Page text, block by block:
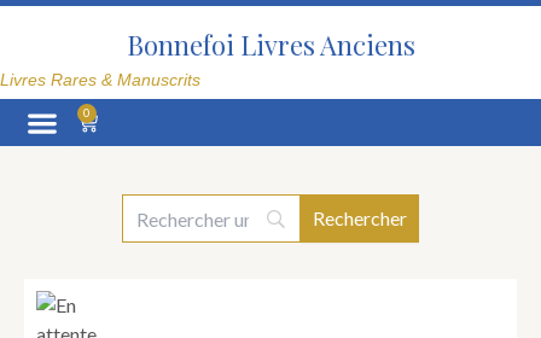
Aller
Bonnefoi Livres Anciens
Livres Rares & Manuscrits
0
Panier